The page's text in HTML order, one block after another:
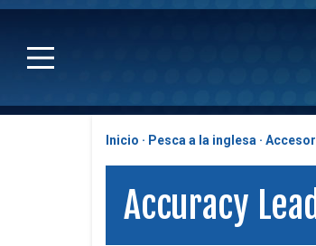
Inicio Pesca a la inglesa
Accuracy Lead